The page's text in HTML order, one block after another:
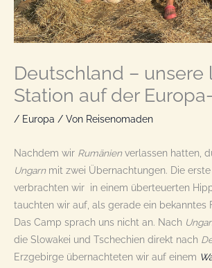
Deutschland – unsere
Station auf der
/ Europa / Von Reisenomaden
Nachdem wir Rumänienverlassen hatten,
Ungarnmit zwei Übernachtungen. Die
verbrachten wir in einem überteuerten
tauchten wir auf, als gerade ein bekanntes
Das Camp sprach uns nicht an. Nach
die Slowakei und Tschechien direkt nach
Erzgebirge übernachteten wir auf einem